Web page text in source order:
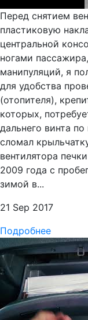
Перед снятием
пластиковую
центральной
ногами
манипуляций, я
для удобства
(отопителя),
которых,
дальнего винта
сломал
вентилятора
2009 года с
зимой в...
21 Sep 2017
Подробнее